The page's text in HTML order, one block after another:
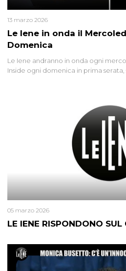
Le Iene in onda il
Domenica
13 marzo 2026
Le Iene andranno in onda ogni
Inside ogni domenica in prima serata,
LE IENE RISPONDONO SUL
05 marzo 2026